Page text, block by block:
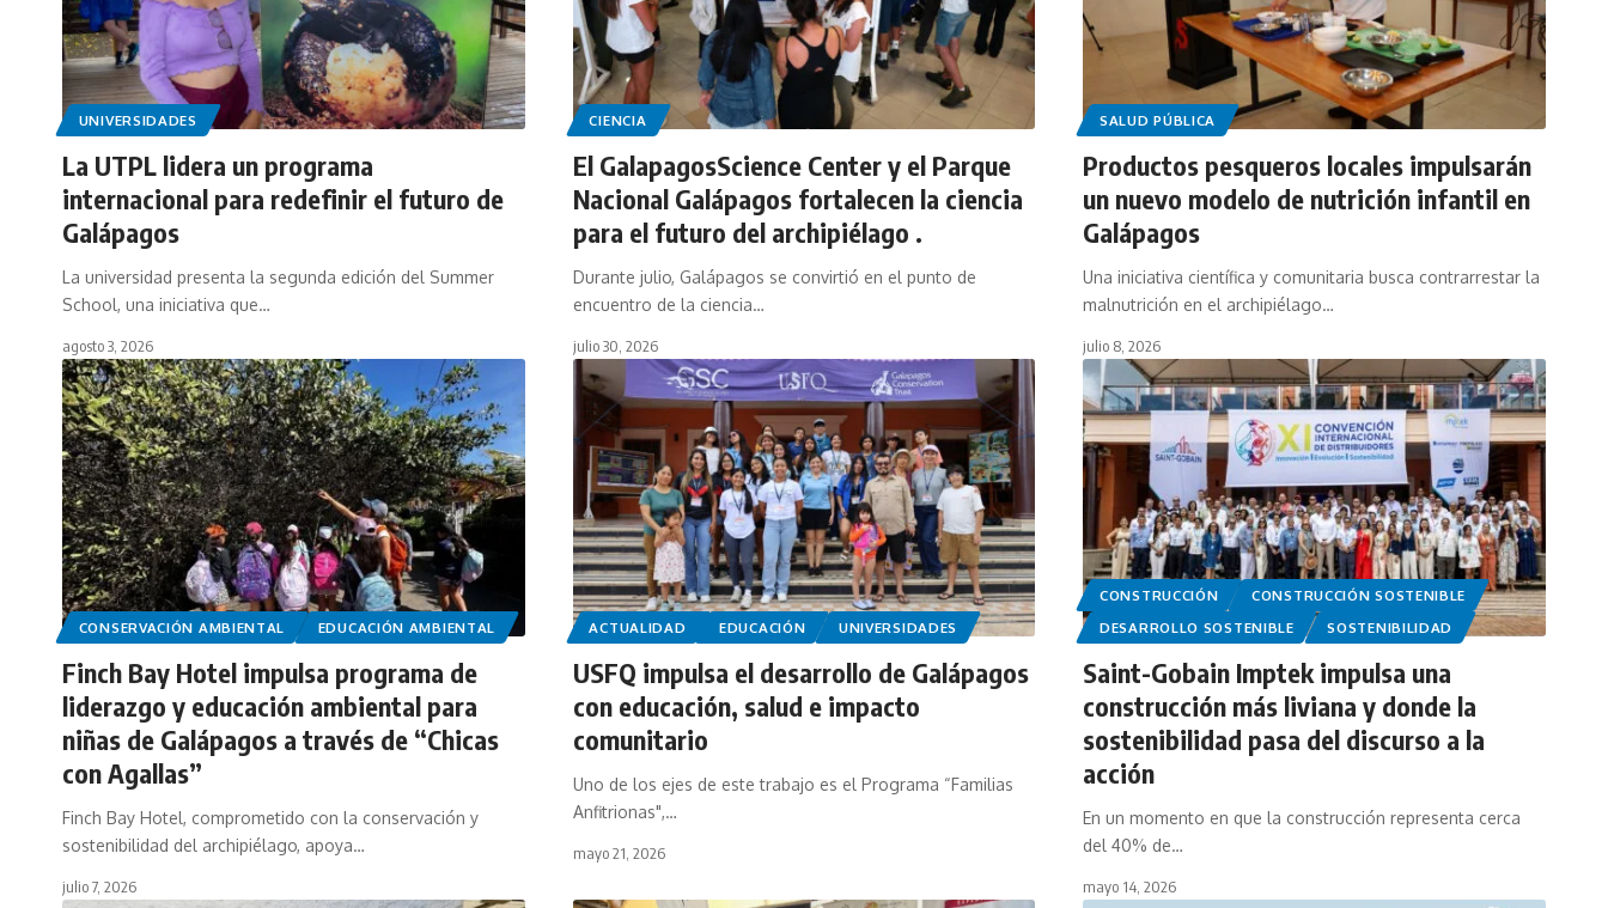
UNIVERSIDADES
La UTPL lidera un programa
internacional para redefinir el futuro de
Galápagos
La universidad presenta la segunda edición del Summer
School, una iniciativa que…
agosto 3, 2026
CIENCIA
El GalapagosScience Center y el Parque
Nacional Galápagos fortalecen la ciencia
para el futuro del archipiélago .
Durante julio, Galápagos se convirtió en el punto de
encuentro de la ciencia…
julio 30, 2026
SALUD PÚBLICA
Productos pesqueros locales impulsarán
un nuevo modelo de nutrición infantil en
Galápagos
Una iniciativa científica y comunitaria busca contrarrestar la
malnutrición en el archipiélago…
julio 8, 2026
CONSERVACIÓN AMBIENTAL EDUCACIÓN AMBIENTAL
Finch Bay Hotel impulsa programa de
liderazgo y educación ambiental para
niñas de Galápagos a través de “Chicas
con Agallas”
Finch Bay Hotel, comprometido con la conservación y
sostenibilidad del archipiélago, apoya…
julio 7, 2026
ACTUALIDAD EDUCACIÓN UNIVERSIDADES
USFQ impulsa el desarrollo de Galápagos
con educación, salud e impacto
comunitario
Uno de los ejes de este trabajo es el Programa “Familias
Anfitrionas",…
mayo 21, 2026
CONSTRUCCIÓN
CONSTRUCCIÓN SOSTENIBLE
DESARROLLO SOSTENIBLE
SOSTENIBILIDAD
Saint-Gobain Imptek impulsa una
construcción más liviana y donde la
sostenibilidad pasa del discurso a la
acción
En un momento en que la construcción representa cerca
del 40­­­­­% de…
mayo 14, 2026